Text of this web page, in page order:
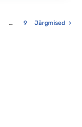
… 9 Järgmised